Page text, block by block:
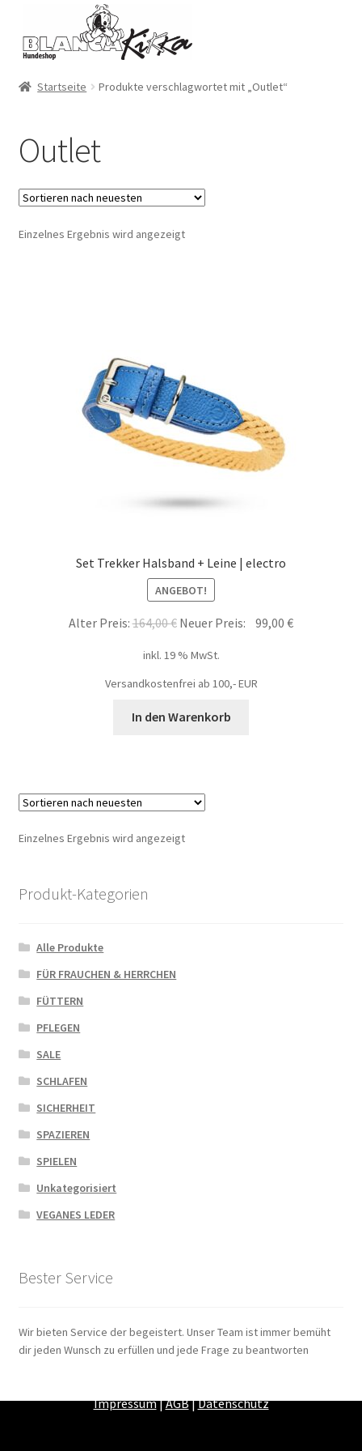
Navigation
springen
Inhalt
springen
Startseite Produkte verschlagwortet mit „Outlet“
Outlet
Einzelnes Ergebnis wird angezeigt
Set Trekker Halsband + Leine | electro
ANGEBOT!
Alter Preis:164,00€ Neuer Preis: 99,00€
inkl. 19 % MwSt.
Versandkostenfrei ab 100,- EUR
In den Warenkorb
Einzelnes Ergebnis wird angezeigt
Produkt-Kategorien
Alle Produkte
FÜR FRAUCHEN & HERRCHEN
FÜTTERN
PFLEGEN
SALE
SCHLAFEN
SICHERHEIT
SPAZIEREN
SPIELEN
Unkategorisiert
VEGANES LEDER
Bester Service
Wir bieten Service der begeistert. Unser Team ist immer bemüht
dir jeden Wunsch zu erfüllen und jede Frage zu beantworten
Impressum|AGB|Datenschutz